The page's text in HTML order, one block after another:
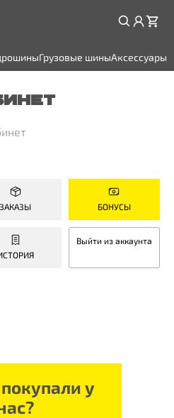
Грузовые шиныАксессуары
ЗАКАЗЫ БОНУСЫ
Выйти из аккаунта
у